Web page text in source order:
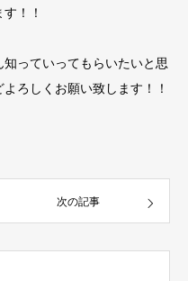
！！
っていってもらいたいと思
ろしくお願い致します！！
次の記事